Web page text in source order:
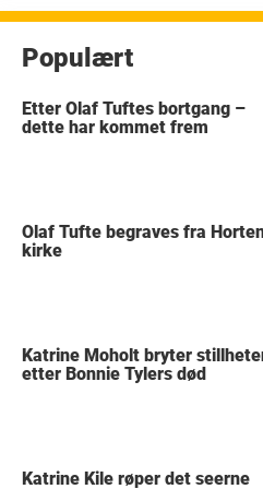
Populært
Etter Olaf Tuftes bortgang –
dette har kommet frem
Olaf Tufte begraves fra
kirke
Katrine Moholt bryter
etter Bonnie Tylers død
Katrine Kile røper det seerne